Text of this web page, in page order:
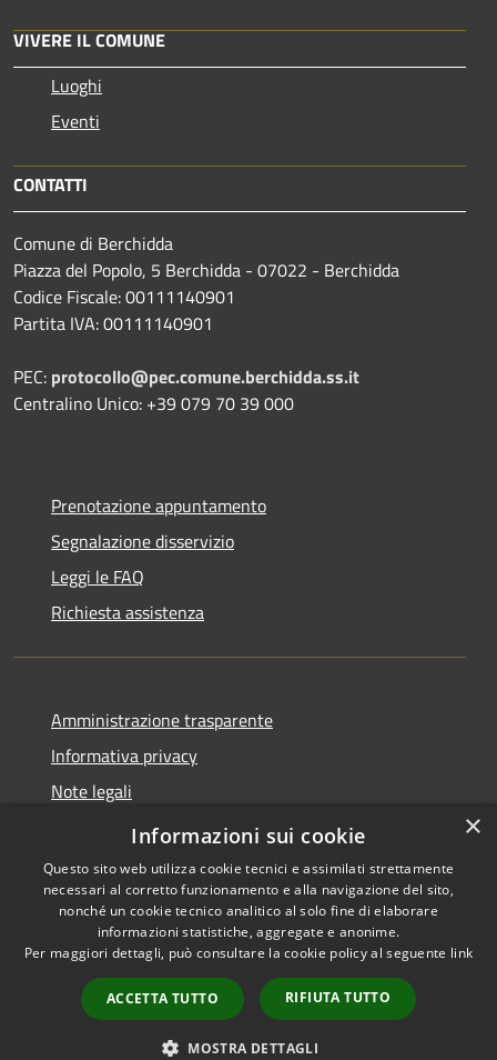
VIVERE IL COMUNE
Luoghi
Eventi
CONTATTI
Comune di Berchidda
Piazza del Popolo, 5 Berchidda - 07022 - Berchidda
Codice Fiscale: 00111140901
Partita IVA: 00111140901
PEC: protocollo@pec.comune.berchidda.ss.it
Centralino Unico: +39 079 70 39 000
Prenotazione appuntamento
Segnalazione disservizio
Leggi le FAQ
Richiesta assistenza
Amministrazione trasparente
Informativa privacy
Note legali
Dichiarazione di accessibilità
Accessibilità
Copyright © 2026 • Comune di
Berchidda • Powered by
Municipium•
Accesso
redazione
×
Informazioni sui cookie
Questo sito web utilizza cookie tecnici e assimilati strettamente
necessari al corretto funzionamento e alla navigazione del sito,
nonché un cookie tecnico analitico al solo fine di elaborare
informazioni statistiche, aggregate e anonime.
Per maggiori dettagli, può consultare la cookie policy al seguente link
ACCETTA TUTTO RIFIUTA TUTTO
MOSTRA DETTAGLI